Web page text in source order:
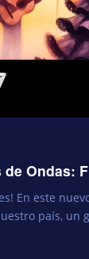
Ondas:
En este
país, un